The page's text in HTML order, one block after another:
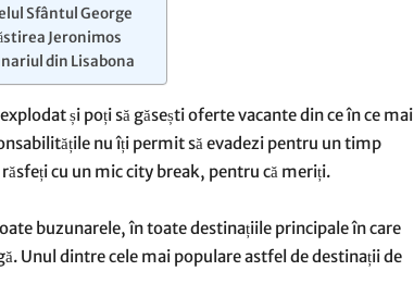
Sfântul George
Jeronimos
din Lisabona
și poți să găseștioferte vacantedin ce în ce mai
nu îți permit să evadezi pentru un timp
cu un mic city break, pentru că meriți.
buzunarele, în toate destinațiile principale în care
Unul dintre cele mai populare astfel de destinații de